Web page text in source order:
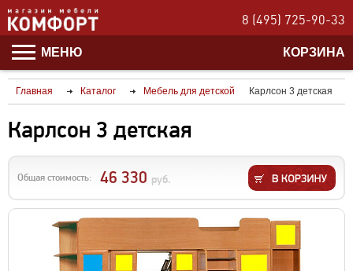
8 (495) 725-90-33
МЕНЮ КОРЗИНА
Главная Каталог Мебель для детской Карлсон 3 детская
Карлсон 3 детская
Общая стоимость: 46 330 руб.